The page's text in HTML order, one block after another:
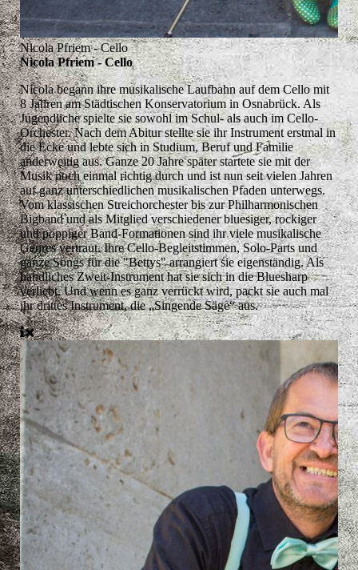
Nicola Pfriem - Cello
Nicola Pfriem - Cello
Nicola begann ihre musikalische Laufbahn auf dem Cello mit
8 Jahren am Städtischen Konservatorium in Osnabrück. Als
Jugendliche spielte sie sowohl im Schul- als auch im Cello-
Orchester. Nach dem Abitur stellte sie ihr Instrument erstmal in
die Ecke und lebte sich in Studium, Beruf und Familie
anderweitig aus. Ganze 20 Jahre später startete sie mit der
Musik noch einmal richtig durch und ist nun seit vielen Jahren
auf ganz unterschiedlichen musikalischen Pfaden unterwegs.
Vom klassischen Streichorchester bis zur Philharmonischen
Bigband und als Mitglied verschiedener bluesiger, rockiger
und poppiger Band-Formationen sind ihr viele musikalische
Genres vertraut. Ihre Cello-Begleitstimmen, Solo-Parts und
ganze Songs für die "Bettys" arrangiert sie eigenständig. Als
handliches Zweit-Instrument hat sie sich in die Bluesharp
verliebt. Und wenn es ganz verrückt wird, packt sie auch mal
ihr drittes Instrument, die „Singende Säge“ aus.